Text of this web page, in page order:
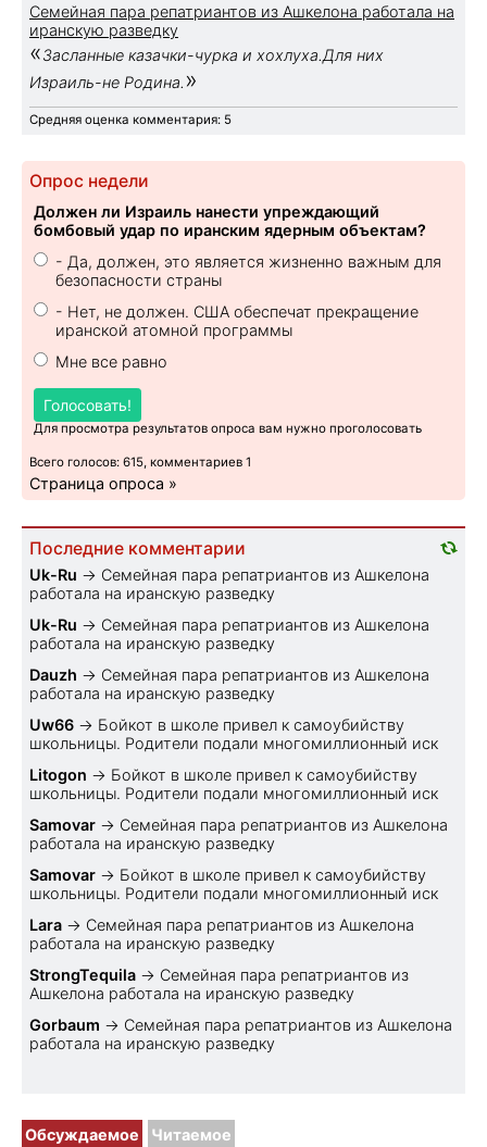
Семейная пара репатриантов из Ашкелона работала на
иранскую разведку
«Засланные казачки-чурка и хохлуха.Для них
Израиль-не Родина. »
Средняя оценка комментария: 5
Опрос недели
Должен ли Израиль нанести упреждающий
бомбовый удар по иранским ядерным объектам?
- Да, должен, это является жизненно важным для
безопасности страны
- Нет, не должен. США обеспечат прекращение
иранской атомной программы
Мне все равно
Голосовать!
Для просмотра результатов опроса вам нужно проголосовать
Всего голосов: 615, комментариев 1
Страница опроса »
Последние комментарии
Uk-Ru → Семейная пара репатриантов из Ашкелона
работала на иранскую разведку
Uk-Ru → Семейная пара репатриантов из Ашкелона
работала на иранскую разведку
Dauzh → Семейная пара репатриантов из Ашкелона
работала на иранскую разведку
Uw66 → Бойкот в школе привел к самоубийству
школьницы. Родители подали многомиллионный иск
Litogon → Бойкот в школе привел к самоубийству
школьницы. Родители подали многомиллионный иск
Samovar → Семейная пара репатриантов из Ашкелона
работала на иранскую разведку
Samovar → Бойкот в школе привел к самоубийству
школьницы. Родители подали многомиллионный иск
Lara → Семейная пара репатриантов из Ашкелона
работала на иранскую разведку
StrongTequila → Семейная пара репатриантов из
Ашкелона работала на иранскую разведку
Gorbaum → Семейная пара репатриантов из Ашкелона
работала на иранскую разведку
Обсуждаемое Читаемое